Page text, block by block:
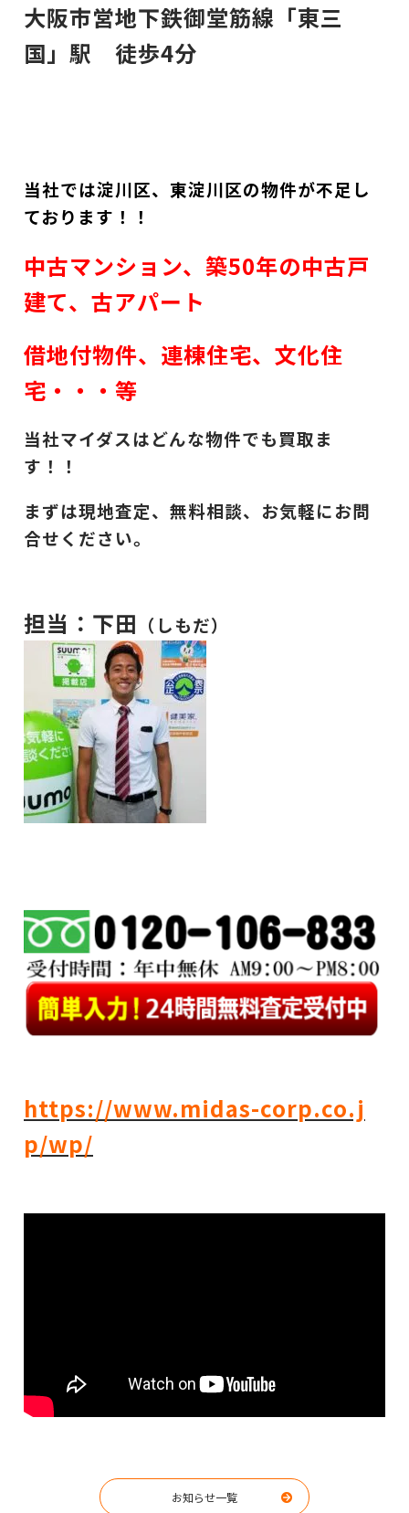
大阪市営地下鉄御堂筋線「東三
国」駅 徒歩4分
当社では淀川区、東淀川区の物件が不足し
ております！！
中古マンション、築50年の中古戸
建て、古アパート
借地付物件、連棟住宅、文化住
宅・・・等
当社マイダスはどんな物件でも買取ま
す！！
まずは現地査定、無料相談、お気軽にお問
合せください。
担当：下田 （しもだ）
https://www.midas-corp.co.j
p/wp/
お知らせ一覧